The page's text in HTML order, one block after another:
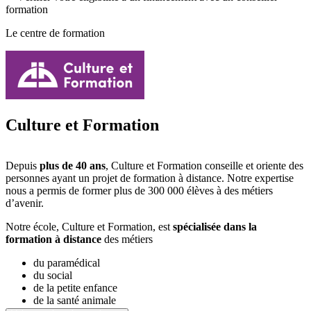
formation
Le centre de formation
Culture et Formation
Depuis plus de 40 ans, Culture et Formation conseille et oriente des
personnes ayant un projet de formation à distance. Notre expertise
nous a permis de former plus de 300 000 élèves à des métiers
d’avenir.
Notre école, Culture et Formation, est spécialisée dans la
formation à distance des métiers
du paramédical
du social
de la petite enfance
de la santé animale